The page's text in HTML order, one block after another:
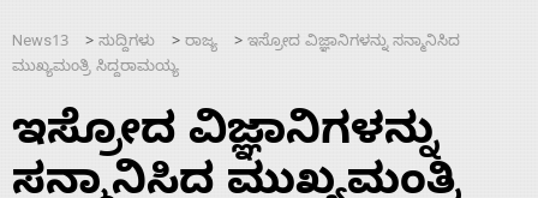
News13 > ಸುದ್ದಿಗಳು > ರಾಜ್ಯ > ಇಸ್ರೋದ ವಿಜ್ಞಾನಿಗಳನ್ನು ಸನ್ಮಾನಿಸಿದ
ಮುಖ್ಯಮಂತ್ರಿ ಸಿದ್ದರಾಮಯ್ಯ
ಇಸ್ರೋದ ವಿಜ್ಞಾನಿಗಳನ್ನು